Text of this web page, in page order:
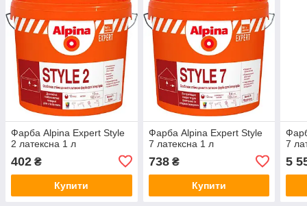
Фарба Alpina Expert Style
2 латексна 1 л
402 ₴
Купити
Фарба Alpina Expert Style
7 латексна 1 л
738₴
Купити
7
5